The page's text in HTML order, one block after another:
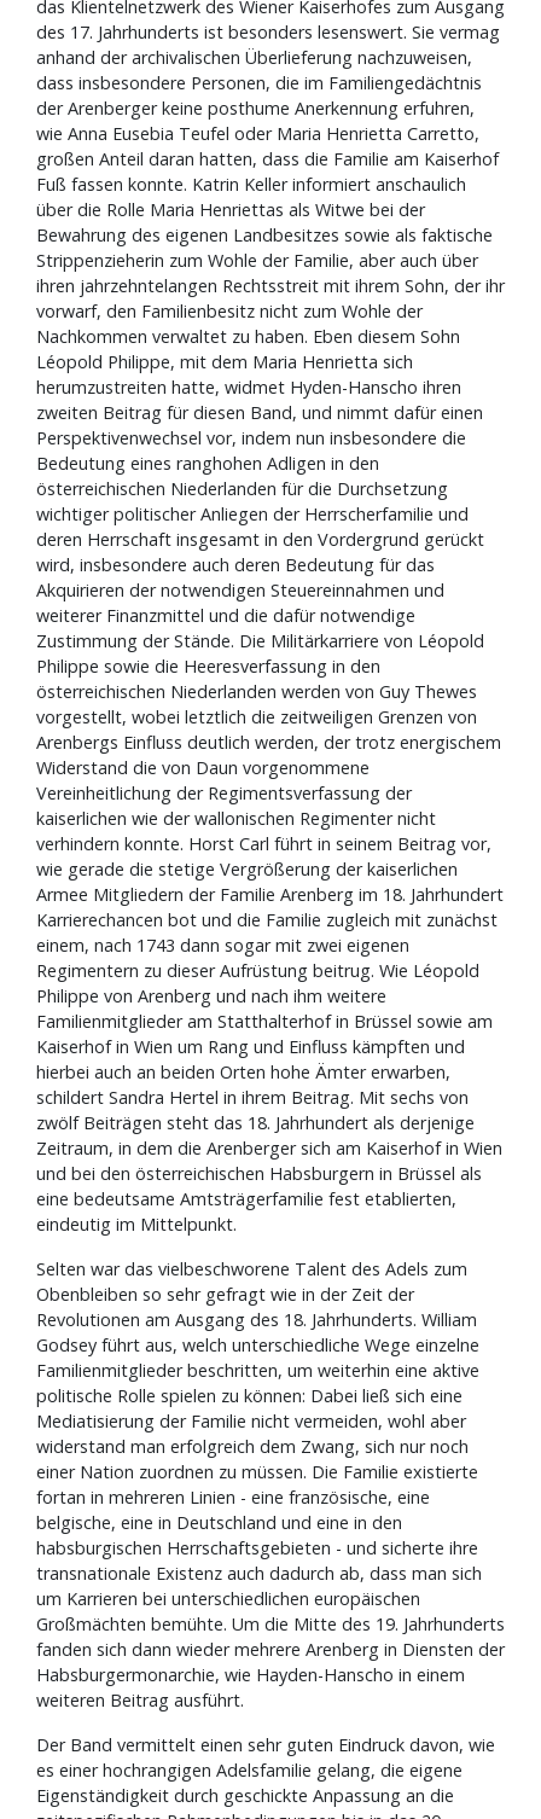
das Klientelnetzwerk des Wiener Kaiserhofes zum Ausgang
des 17. Jahrhunderts ist besonders lesenswert. Sie vermag
anhand der archivalischen Überlieferung nachzuweisen,
dass insbesondere Personen, die im Familiengedächtnis
der Arenberger keine posthume Anerkennung erfuhren,
wie Anna Eusebia Teufel oder Maria Henrietta Carretto,
großen Anteil daran hatten, dass die Familie am Kaiserhof
Fuß fassen konnte. Katrin Keller informiert anschaulich
über die Rolle Maria Henriettas als Witwe bei der
Bewahrung des eigenen Landbesitzes sowie als faktische
Strippenzieherin zum Wohle der Familie, aber auch über
ihren jahrzehntelangen Rechtsstreit mit ihrem Sohn, der ihr
vorwarf, den Familienbesitz nicht zum Wohle der
Nachkommen verwaltet zu haben. Eben diesem Sohn
Léopold Philippe, mit dem Maria Henrietta sich
herumzustreiten hatte, widmet Hyden-Hanscho ihren
zweiten Beitrag für diesen Band, und nimmt dafür einen
Perspektivenwechsel vor, indem nun insbesondere die
Bedeutung eines ranghohen Adligen in den
österreichischen Niederlanden für die Durchsetzung
wichtiger politischer Anliegen der Herrscherfamilie und
deren Herrschaft insgesamt in den Vordergrund gerückt
wird, insbesondere auch deren Bedeutung für das
Akquirieren der notwendigen Steuereinnahmen und
weiterer Finanzmittel und die dafür notwendige
Zustimmung der Stände. Die Militärkarriere von Léopold
Philippe sowie die Heeresverfassung in den
österreichischen Niederlanden werden von Guy Thewes
vorgestellt, wobei letztlich die zeitweiligen Grenzen von
Arenbergs Einfluss deutlich werden, der trotz energischem
Widerstand die von Daun vorgenommene
Vereinheitlichung der Regimentsverfassung der
kaiserlichen wie der wallonischen Regimenter nicht
verhindern konnte. Horst Carl führt in seinem Beitrag vor,
wie gerade die stetige Vergrößerung der kaiserlichen
Armee Mitgliedern der Familie Arenberg im 18. Jahrhundert
Karrierechancen bot und die Familie zugleich mit zunächst
einem, nach 1743 dann sogar mit zwei eigenen
Regimentern zu dieser Aufrüstung beitrug. Wie Léopold
Philippe von Arenberg und nach ihm weitere
Familienmitglieder am Statthalterhof in Brüssel sowie am
Kaiserhof in Wien um Rang und Einfluss kämpften und
hierbei auch an beiden Orten hohe Ämter erwarben,
schildert Sandra Hertel in ihrem Beitrag. Mit sechs von
zwölf Beiträgen steht das 18. Jahrhundert als derjenige
Zeitraum, in dem die Arenberger sich am Kaiserhof in Wien
und bei den österreichischen Habsburgern in Brüssel als
eine bedeutsame Amtsträgerfamilie fest etablierten,
eindeutig im Mittelpunkt.
Selten war das vielbeschworene Talent des Adels zum
Obenbleiben so sehr gefragt wie in der Zeit der
Revolutionen am Ausgang des 18. Jahrhunderts. William
Godsey führt aus, welch unterschiedliche Wege einzelne
Familienmitglieder beschritten, um weiterhin eine aktive
politische Rolle spielen zu können: Dabei ließ sich eine
Mediatisierung der Familie nicht vermeiden, wohl aber
widerstand man erfolgreich dem Zwang, sich nur noch
einer Nation zuordnen zu müssen. Die Familie existierte
fortan in mehreren Linien - eine französische, eine
belgische, eine in Deutschland und eine in den
habsburgischen Herrschaftsgebieten - und sicherte ihre
transnationale Existenz auch dadurch ab, dass man sich
um Karrieren bei unterschiedlichen europäischen
Großmächten bemühte. Um die Mitte des 19. Jahrhunderts
fanden sich dann wieder mehrere Arenberg in Diensten der
Habsburgermonarchie, wie Hayden-Hanscho in einem
weiteren Beitrag ausführt.
Der Band vermittelt einen sehr guten Eindruck davon, wie
es einer hochrangigen Adelsfamilie gelang, die eigene
Eigenständigkeit durch geschickte Anpassung an die